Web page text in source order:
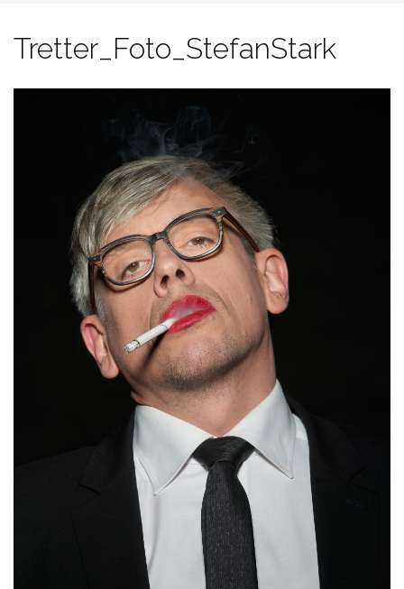
Tretter_Foto_StefanStark